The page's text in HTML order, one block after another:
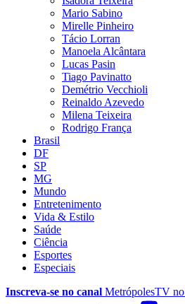
Mario Sabino
Mirelle Pinheiro
Tácio Lorran
Manoela Alcântara
Lucas Pasin
Tiago Pavinatto
Demétrio Vecchioli
Reinaldo Azevedo
Milena Teixeira
Rodrigo França
Brasil
DF
SP
MG
Mundo
Entretenimento
Vida & Estilo
Saúde
Ciência
Esportes
Especiais
Inscreva-se no canal MetrópolesTV no